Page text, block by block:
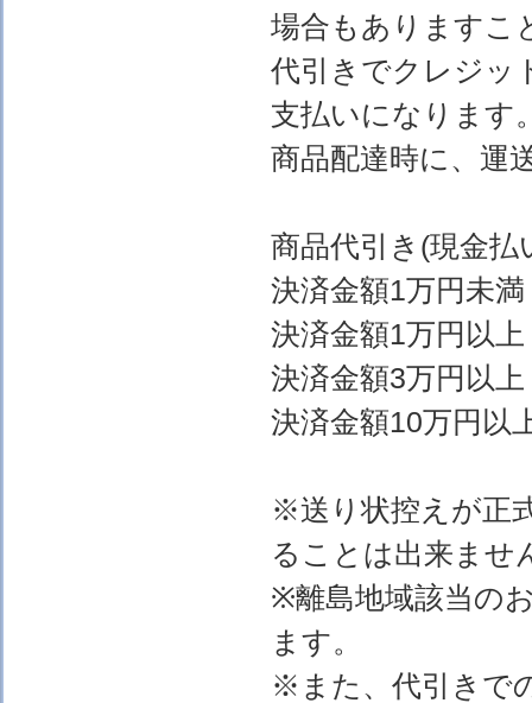
場合もありますこ
代引きでクレジッ
支払いになります
商品配達時に、運
商品代引き(現金
決済金額1万
決済金額1万円以
決済金額3万円以
決済金額10万円以
※送り状控えが正
ることは出来ませ
※離島地域該当の
ます。
※また、代引きで